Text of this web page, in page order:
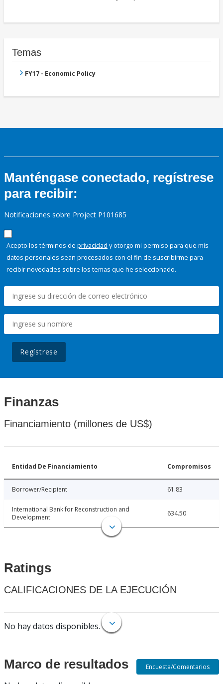
Temas
FY17 - Economic Policy
Manténgase conectado, regístrese
para recibir:
Notificaciones sobre Project P101685
Acepto los términos de privacidad y otorgo mi permiso para que mis
datos personales sean procesados con el fin de suscribirme para
recibir novedades sobre los temas que he seleccionado.
Regístrese
Finanzas
Financiamiento (millones de US$)
Entidad De Financiamiento Compromisos
Borrower/Recipient 61.83
International Bank for Reconstruction and
Development
634.50
Ratings
CALIFICACIONES DE LA EJECUCIÓN
No hay datos disponibles.
Marco de resultados Encuesta/Comentarios